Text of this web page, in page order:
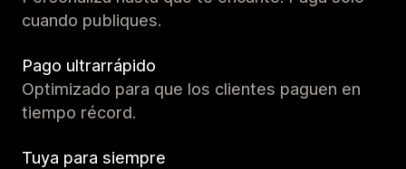
cuando publiques.
Pago ultrarrápido
Optimizado para que los clientes paguen en
tiempo récord.
Tuya para siempre